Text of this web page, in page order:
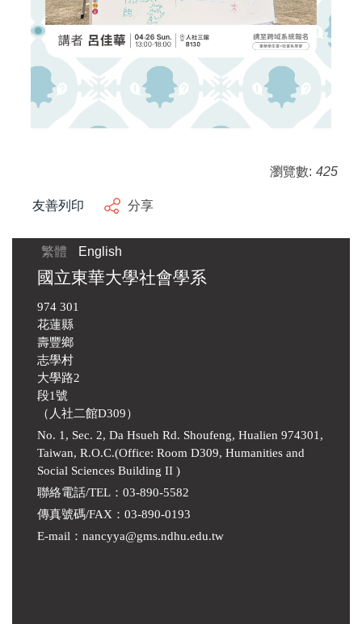
瀏覽數: 425
友善列印 分享
繁體 English
國立東華大學社會學系
974 301
花蓮縣
壽豐鄉
志學村
大學路2
段1號
（人社二館D309）
No. 1, Sec. 2, Da Hsueh Rd. Shoufeng, Hualien 974301,
Taiwan, R.O.C.(Office: Room D309, Humanities and
Social Sciences Building II )
聯絡電話/TEL：03-890-5582
傳真號碼/FAX：03-890-0193
E-mail ： nancyya@gms.ndhu.edu.tw